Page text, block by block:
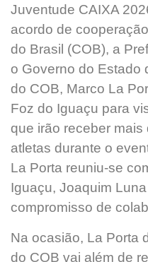
Juventude CAIXA
acordo de
do Brasil (COB), a
o Governo do Estado
do COB, Marco La
Foz do Iguaçu para
que irão receber mais
atletas durante o
La Porta reuniu-se
Iguaçu, Joaquim
compromisso de
Na ocasião, La Porta
do COB vai além de